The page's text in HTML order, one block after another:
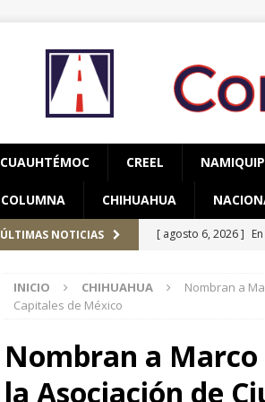
CUAUHTÉMOC CREEL
COLUMNA CHIHUAHUA
ÚLTIMAS NOTICIAS [ agosto 6, 2026 ]
años de edad
[ agosto 7, 2026 ]
INICIO CHIHUAHUA
Nombran a
Capitales de México
Nombran a
la Asociación de